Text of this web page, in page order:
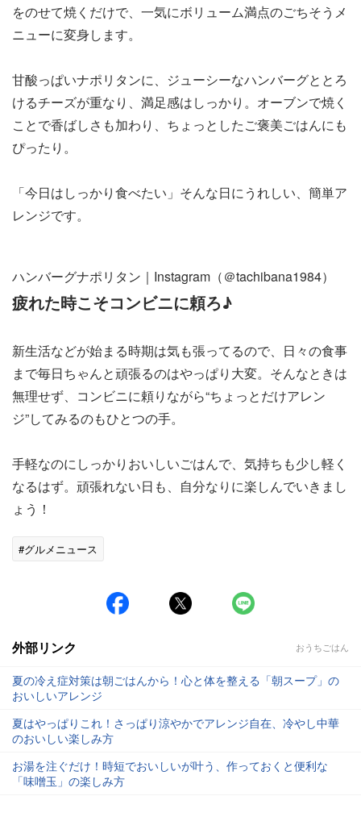
をのせて焼くだけで、一気にボリューム満点のごちそうメ
ニューに変身します。
甘酸っぱいナポリタンに、ジューシーなハンバーグととろ
けるチーズが重なり、満足感はしっかり。オーブンで焼く
ことで香ばしさも加わり、ちょっとしたご褒美ごはんにも
ぴったり。
「今日はしっかり食べたい」そんな日にうれしい、簡単ア
レンジです。
ハンバーグナポリタン｜Instagram（＠tachibana1984）
疲れた時こそコンビニに頼ろ♪
新生活などが始まる時期は気も張ってるので、日々の食事
まで毎日ちゃんと頑張るのはやっぱり大変。そんなときは
無理せず、コンビニに頼りながら“ちょっとだけアレン
ジ”してみるのもひとつの手。
手軽なのにしっかりおいしいごはんで、気持ちも少し軽く
なるはず。頑張れない日も、自分なりに楽しんでいきまし
ょう！
#グルメニュース
外部リンク おうちごはん
夏の冷え症対策は朝ごはんから！心と体を整える「朝スープ」の
おいしいアレンジ
夏はやっぱりこれ！さっぱり涼やかでアレンジ自在、冷やし中華
のおいしい楽しみ方
お湯を注ぐだけ！時短でおいしいが叶う、作っておくと便利な
「味噌玉」の楽しみ方